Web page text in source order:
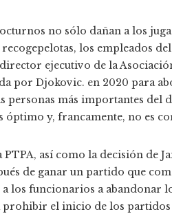
no sólo dañan a los
los empleados
ejecutivo de la
por Djokovic. en 2020 para
personas más importantes del
óptimo y, francamente, no es
PTPA, así como la decisión de
de ganar un partido que
los funcionarios a abandonar
el inicio de los partidos